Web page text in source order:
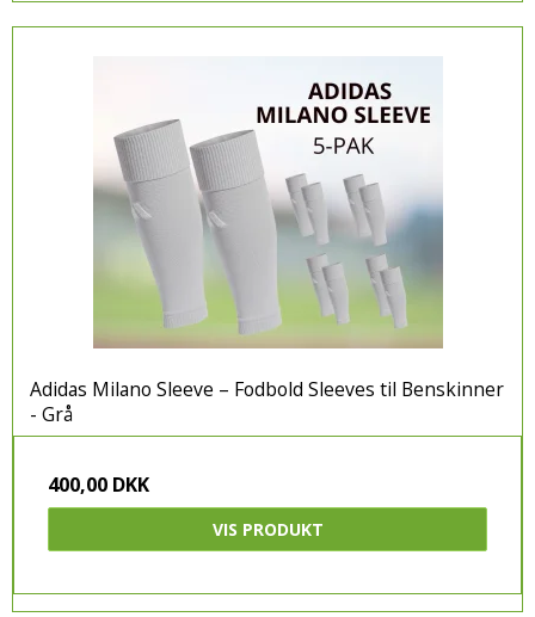
Adidas Milano Sleeve – Fodbold Sleeves til Benskinner
- Grå
400,00 DKK
VIS PRODUKT